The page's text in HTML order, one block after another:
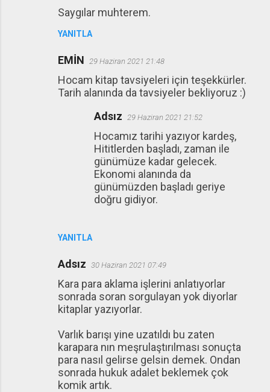
Saygılar muhterem.
YANITLA
EMİN 29 Haziran 2021 21:48
Hocam kitap tavsiyeleri için teşekkürler.
Tarih alanında da tavsiyeler bekliyoruz :)
YANITLA
Adsız 29 Haziran 2021 21:52
Hocamız tarihi yazıyor kardeş,
Hititlerden başladı, zaman ile
günümüze kadar gelecek.
Ekonomi alanında da
günümüzden başladı geriye
doğru gidiyor.
Adsız 30 Haziran 2021 07:49
Kara para aklama işlerini anlatıyorlar
sonrada soran sorgulayan yok diyorlar
kitaplar yazıyorlar.
Varlık barışı yine uzatıldı bu zaten
karapara nın meşrulaştırılması sonuçta
para nasıl gelirse gelsin demek. Ondan
sonrada hukuk adalet beklemek çok
komik artık.